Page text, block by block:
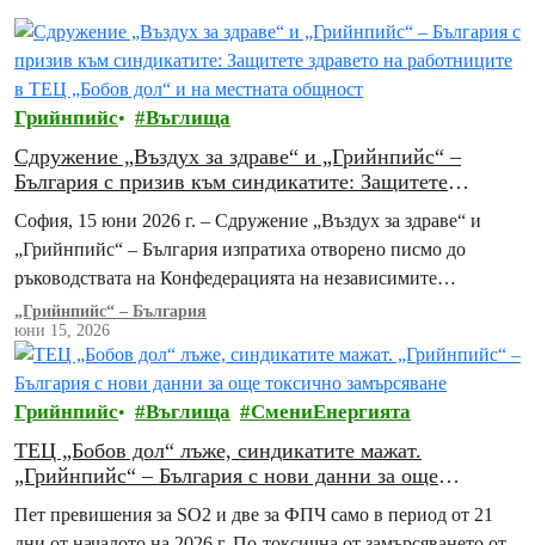
Грийнпийс Въглища
Сдружение „Въздух за здраве“ и „Грийнпийс“ –
България с призив към синдикатите: Защитете
местната общност
София, 15 юни 2026 г. – Сдружение „Въздух за здраве“ и
„Грийнпийс“ – България изпратиха отворено писмо до
ръководствата на Конфедерацията на независимите
синдикати на България (КНСБ) и на Конфедерацията…
„Грийнпийс“ – България
юни 15, 2026
Грийнпийс Въглища СмениЕнергията
ТЕЦ „Бобов дол“ лъже, синдикатите мажат.
„Грийнпийс“ – България с нови данни за още
Пет превишения за SO2 и две за ФПЧ само в период от 21